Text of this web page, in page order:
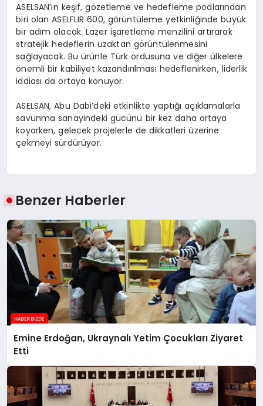
ASELSAN’ın keşif, gözetleme ve hedefleme podlarından
biri olan ASELFLIR 600, görüntüleme yetkinliğinde büyük
bir adım olacak. Lazer işaretleme menzilini artırarak
stratejik hedeflerin uzaktan görüntülenmesini
sağlayacak. Bu ürünle Türk ordusuna ve diğer ülkelere
önemli bir kabiliyet kazandırılması hedeflenirken, liderlik
iddiası da ortaya konuyor.
ASELSAN, Abu Dabi’deki etkinlikte yaptığı açıklamalarla
savunma sanayindeki gücünü bir kez daha ortaya
koyarken, gelecek projelerle de dikkatleri üzerine
çekmeyi sürdürüyor.
Benzer Haberler
Emine Erdoğan, Ukraynalı Yetim Çocukları Ziyaret
Etti